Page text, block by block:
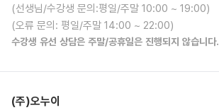
(선생님/수강생 문의:평일/주말 10:00 ~ 19:00)
(오류 문의: 평일/주말 14:00 ~ 22:00)
수강생 유선 상담은 주말/공휴일은 진행되지 않습니다.
(주)오누이